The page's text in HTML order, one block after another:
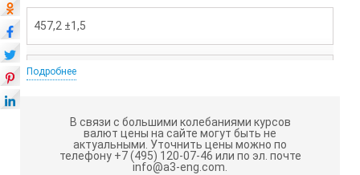
457,2 ±1,5
Масса уплотняющего ударника, г
10210 ±10 / 4536 ±9
Скорость, ударов/мин.
Подробнее
В связи с большими колебаниями курсов
валют цены на сайте могут быть не
актуальными. Уточнить цены можно по
телефону +7 (495) 120-07-46 или по эл. почте
info@a3-eng.com.